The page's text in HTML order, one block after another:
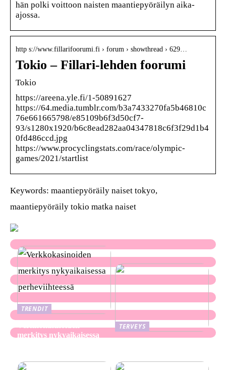
hän polki voittoon naisten maantiepyöräilyn aika-
ajossa.
http s://www.fillarifoorumi.fi › forum › showthread › 629…
Tokio – Fillari-lehden foorumi
Tokio
https://areena.yle.fi/1-50891627
https://64.media.tumblr.com/b3a7433270fa5b46810c
76e661665798/e85109b6f3d50cf7-
93/s1280x1920/b6c8ead282aa04347818c6f3f29d1b4
0fd486ccd.jpg
https://www.procyclingstats.com/race/olympic-
games/2021/startlist
Keywords: maantiepyöräily naiset tokyo,
maantiepyöräily tokio matka naiset
TRENDIT
merkitys nykyaikaisessa
TERVEYS